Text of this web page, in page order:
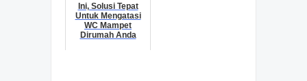
Ini, Solusi Tepat
Untuk Mengatasi
WC Mampet
Dirumah Anda